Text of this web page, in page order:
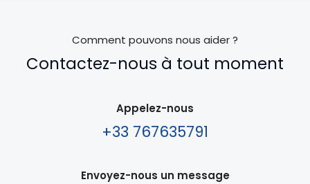
Comment pouvons nous aider ?
Contactez-nous à tout moment
Appelez-nous
+33 767635791
Envoyez-nous un message